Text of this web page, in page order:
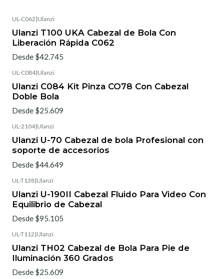
UL-C062 |Ulanzi
Ulanzi T100 UKA Cabezal de Bola Con
Liberación Rápida C062
Desde $42.745
UL-C084|Ulanzi
Ulanzi C084 Kit Pinza CO78 Con Cabezal
Doble Bola
Desde $25.609
UL-2104|Ulanzi
Ulanzi U-70 Cabezal de bola Profesional con
soporte de accesorios
Desde $44.649
UL-T138|Ulanzi
Ulanzi U-190II Cabezal Fluido Para Video Con
Equilibrio de Cabezal
Desde $95.105
UL-T112 |Ulanzi
Ulanzi TH02 Cabezal de Bola Para Pie de
Iluminación 360 Grados
Desde $25.609